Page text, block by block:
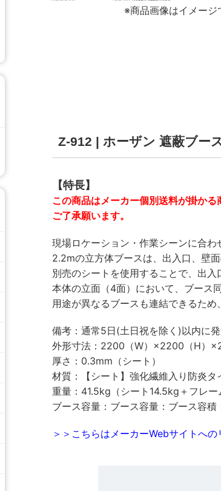
※商品画像はイメージ
Z-912 | ホーザン 遮蔽ブー
【特長】
この商品はメーカー個別送料が掛かる
ご了承願います。
現場ロケーション・作業シーンに合
2.2mの立方体ブースは、出入口、壁面
別売のシートを使用することで、出入
本体の立面（4面）において、ブース
用途が異なるブースも連結できるた
備考：通常5日(土日祝を除く)以内に発
外形寸法：2200（W）×2200（H）
厚さ：0.3mm（シート）
材質：【シート】強化繊維入り防炎
重量：41.5kg（シート14.5kg＋フレー
ブース容量：ブース容量：ブース容積
＞＞こちらはメーカーWebサイトへの